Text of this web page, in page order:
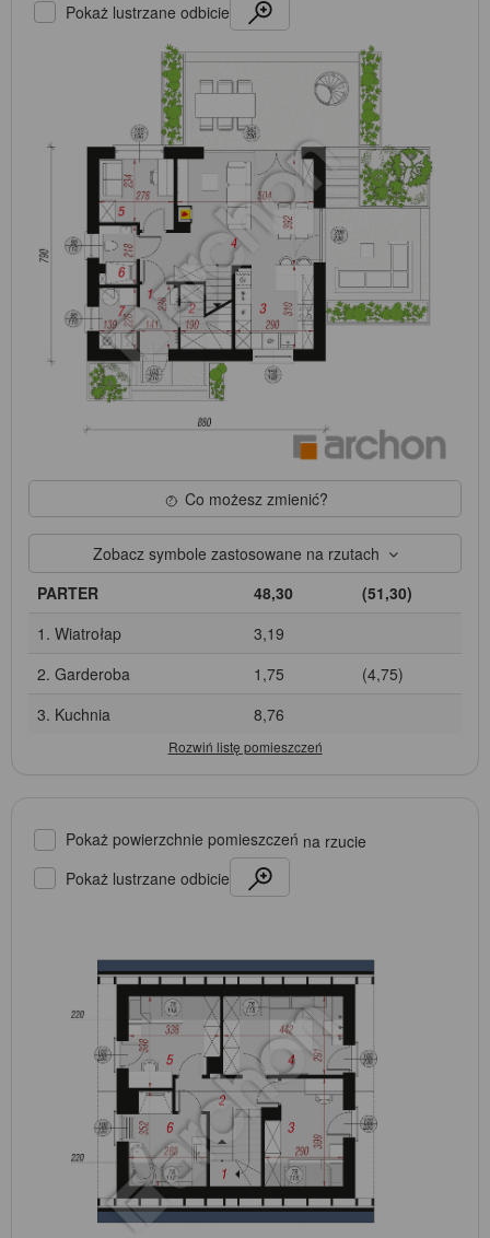
Pokaż lustrzane odbicie
Co możesz zmienić?
Zobacz symbole zastosowane na rzutach
PARTER
48,30
(51,30)
1. Wiatrołap
3,19
2. Garderoba
1,75
(4,75)
3. Kuchnia
8,76
Pokaż powierzchnie pomieszczeń na rzucie
Pokaż lustrzane odbicie